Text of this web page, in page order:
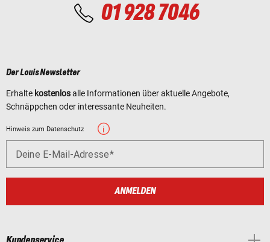
01 928 7046
Der Louis Newsletter
Erhalte kostenlosalle Informationen über aktuelle Angebote,
Schnäppchen oder interessante Neuheiten.
Hinweis zum Datenschutz
Deine E-Mail-Adresse
ANMELDEN